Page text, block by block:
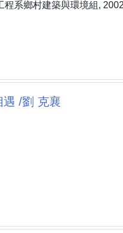
程系鄉村建築與環境組,
遇 /劉 克襄